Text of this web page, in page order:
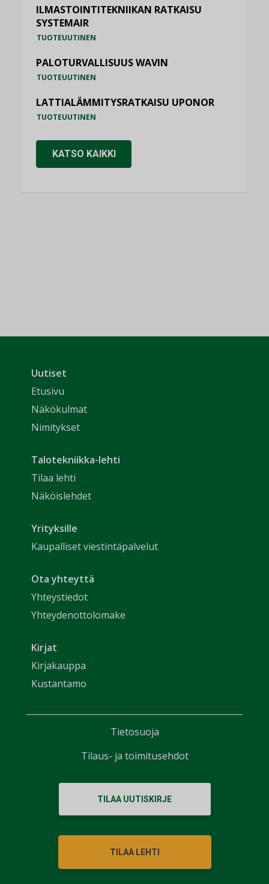
ILMASTOINTITEKNIIKAN RATKAISU
SYSTEMAIR
TUOTEUUTINEN
PALOTURVALLISUUS WAVIN
TUOTEUUTINEN
LATTIALÄMMITYSRATKAISU UPONOR
TUOTEUUTINEN
KATSO KAIKKI
Uutiset
Etusivu
Näkökulmat
Nimitykset
Talotekniikka-lehti
Tilaa lehti
Näköislehdet
Yrityksille
Kaupalliset viestintäpalvelut
Ota yhteyttä
Yhteystiedot
Yhteydenottolomake
Kirjat
Kirjakauppa
Kustantamo
TILAA UUTISKIRJE
TILAA LEHTI
Tietosuoja
Tilaus- ja toimitusehdot